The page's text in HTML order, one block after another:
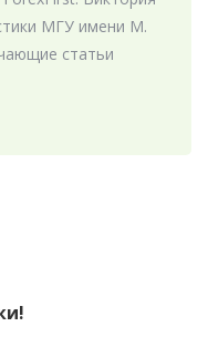
МГУ имени М.
статьи